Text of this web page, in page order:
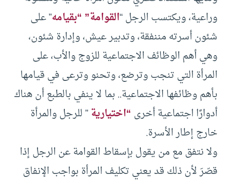
وراعية، ويكتسب الرجل “القوامة” “بقيامه” على
شئون أسرته مننفقة، وتدبير عيش، وإدارة شئون،
وهي أهم الوظائف الاجتماعية للزوج والأب، على
المرأة التي تنجب وترضع، وتحنو وترعى في قيامها
بأهم وظائفها الاجتماعية.. بما لا ينفي بالطبع أن هناك
أدوارًا اجتماعية أخرى “اختيارية” للرجل والمرأة
خارج إطار الأسرة.
ولا نتفق مع من يقول بإسقاط القوامة عن الرجل إذا
قصّرَ لأن ذلك قد يعني تكليف المرأة بواجب الإنفاق